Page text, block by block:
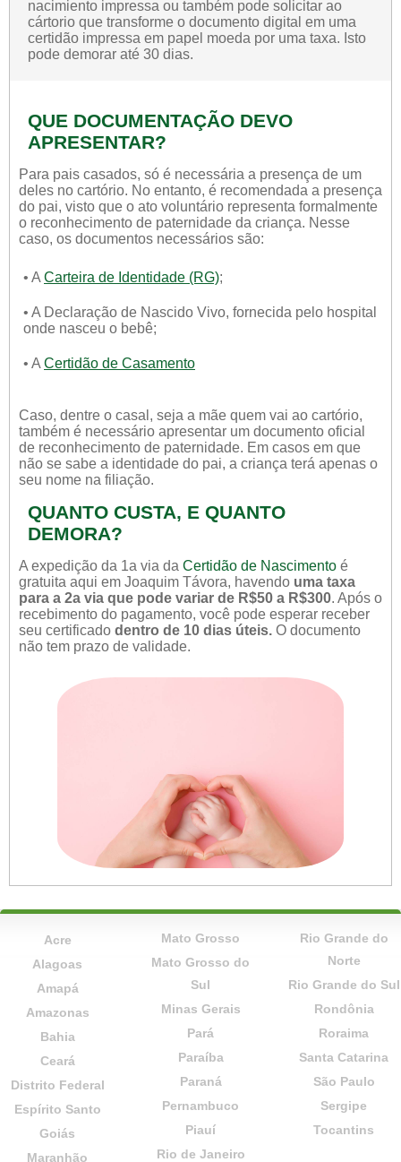
nacimiento impressa ou também pode solicitar ao
cártorio que transforme o documento digital em uma
certidão impressa em papel moeda por uma taxa. Isto
pode demorar até 30 dias.
QUE DOCUMENTAÇÃO DEVO
APRESENTAR?
Para pais casados, só é necessária a presença de um
deles no cartório. No entanto, é recomendada a presença
do pai, visto que o ato voluntário representa formalmente
o reconhecimento de paternidade da criança. Nesse
caso, os documentos necessários são:
• A Carteira de Identidade (RG);
• A Declaração de Nascido Vivo, fornecida pelo hospital
onde nasceu o bebê;
• A Certidão de Casamento
Caso, dentre o casal, seja a mãe quem vai ao cartório,
também é necessário apresentar um documento oficial
de reconhecimento de paternidade. Em casos em que
não se sabe a identidade do pai, a criança terá apenas o
seu nome na filiação.
QUANTO CUSTA, E QUANTO
DEMORA?
A expedição da 1a via da Certidão de Nascimento é
gratuita aqui em Joaquim Távora, havendo uma taxa
para a 2a via que pode variar de R$50 a R$300. Após o
recebimento do pagamento, você pode esperar receber
seu certificado dentro de 10 dias úteis. O documento
não tem prazo de validade.
Acre
Alagoas
Amapá
Amazonas
Bahia
Ceará
Distrito Federal
Espírito Santo
Goiás
Maranhão
Mato Grosso
Mato Grosso do
Sul
Minas Gerais
Pará
Paraíba
Paraná
Pernambuco
Piauí
Rio de Janeiro
Rio Grande do
Norte
Rio Grande do Sul
Rondônia
Roraima
Santa Catarina
São Paulo
Sergipe
Tocantins